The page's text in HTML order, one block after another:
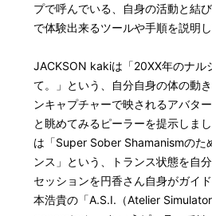
プで呼んでいる、自身の活動と結
で体験出来るツールや手順を説明し
JACKSON kakiは「20XX年のナル
て。」という、自分自身の体の動
ンキャプチャーで映されるアバタ
と眺めてみるピーラーを提示しま
は「Super Sober Shamanismのた
ンス」という、トランス状態を自
セッションを円香さん自身がガイ
本浩貴の「A.S.I.（Atelier